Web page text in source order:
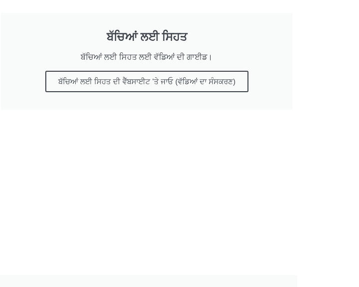
ਬੱਚਿਆਂ ਲਈ ਸਿਹਤ
ਬੱਚਿਆਂ ਲਈ ਸਿਹਤ ਲਈ ਵੱਡਿਆਂ ਦੀ ਗਾਈਡ।
ਬੱਚਿਆਂ ਲਈ ਸਿਹਤ ਦੀ ਵੈੱਬਸਾਈਟ 'ਤੇ ਜਾਓ (ਵੱਡਿਆਂ ਦਾ ਸੰਸਕਰਣ)